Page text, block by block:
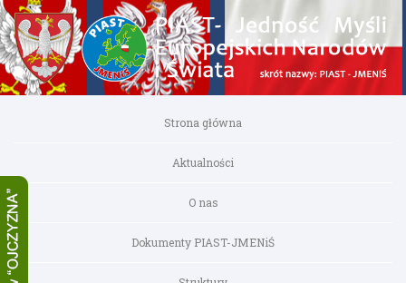
Strona główna
Aktualności
O nas
Dokumenty PIAST-JMENiŚ